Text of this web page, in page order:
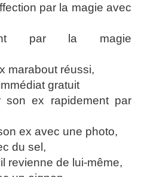
par la magie avec
par la magie
marabout réussi,
gratuit
son ex rapidement par
ex avec une photo,
du sel,
revienne de lui-même,